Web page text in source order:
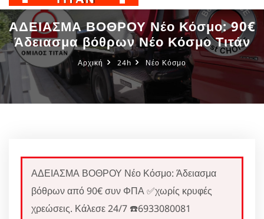
ΑΔΕΙΑΣΜΑ ΒΟΘΡΟΥ Νέο Κόσμο: 90€
Άδειασμα βόθρων Νέο Κόσμο Τιτάν
Αρχική 24h Νέο Κόσμο
ΑΔΕΙΑΣΜΑ ΒΟΘΡΟΥ Νέο Κόσμο: Άδειασμα
βόθρων από 90€ συν ΦΠΑ ✅χωρίς κρυφές
χρεώσεις. Κάλεσε 24/7 ☎️6933080081